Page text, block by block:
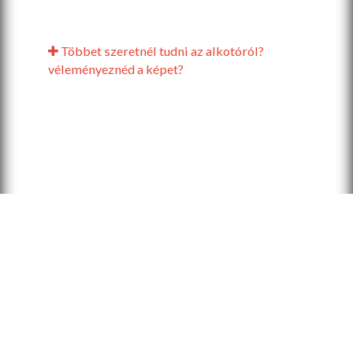
Többet szeretnél tudni az alkotóról?
véleményeznéd a képet?